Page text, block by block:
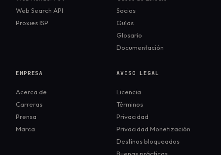
Web Search API
Proxies ISP
Socios
Guías
Glosario
Documentación
EMPRESA
Acerca de
Carreras
Prensa
Marca
AVISO LEGAL
Licencia
Términos
Privacidad
Privacidad Monetización
Destinos bloqueados